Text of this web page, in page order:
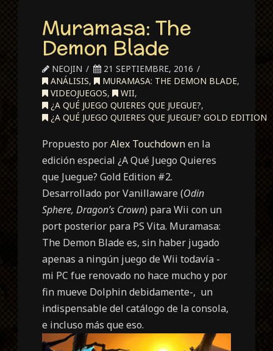
Muramasa: The
Demon Blade
NEOJIN
21 SEPTIEMBRE, 2016
ANÁLISIS, MURAMASA: THE DEMON BLADE,
VIDEOJUEGOS, WII,
¿A QUÉ JUEGO QUIERES QUE JUEGUE?,
¿A QUÉ JUEGO QUIERES QUE JUEGUE? GOLD EDITION
Propuesto porAlex Touchdownen la
edición especial ¿A Qué Juego Quieres
que Juegue? Gold Edition #2.
Desarrollado por Vanillaware (Odin
Sphere, Dragon’s Crown) para Wii con un
port posterior para PS Vita. Muramasa:
The Demon Blade es, sin haber jugado
apenas a ningún juego de Wii todavía -
mi PC fue renovado no hace mucho y por
fin mueve Dolphin debidamente-, un
indispensable del catálogo de la consola,
e incluso más que eso.